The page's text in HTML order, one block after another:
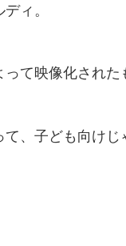
ィ。
て映像化された
、子ども向けじ